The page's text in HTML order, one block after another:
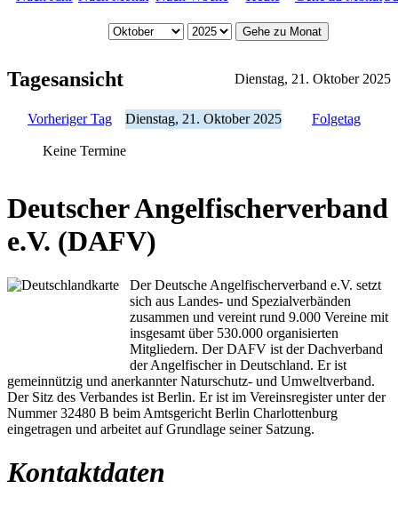
Gehe zu Monat
Tagesansicht Dienstag, 21. Oktober 2025
Vorheriger Tag Dienstag, 21. Oktober 2025 Folgetag
Keine Termine
Deutscher Angelfischerverband
e.V. (DAFV)
Der Deutsche Angelfischerverband e.V. setzt
sich aus Landes- und Spezialverbänden
zusammen und vereint rund 9.000 Vereine mit
insgesamt über 530.000 organisierten
Mitgliedern. Der DAFV ist der Dachverband
der Angelfischer in Deutschland. Er ist
gemeinnützig und anerkannter Naturschutz- und Umweltverband.
Der Sitz des Verbandes ist Berlin. Er ist im Vereinsregister unter der
Nummer 32480 B beim Amtsgericht Berlin Charlottenburg
eingetragen und arbeitet auf Grundlage seiner Satzung.
Kontaktdaten